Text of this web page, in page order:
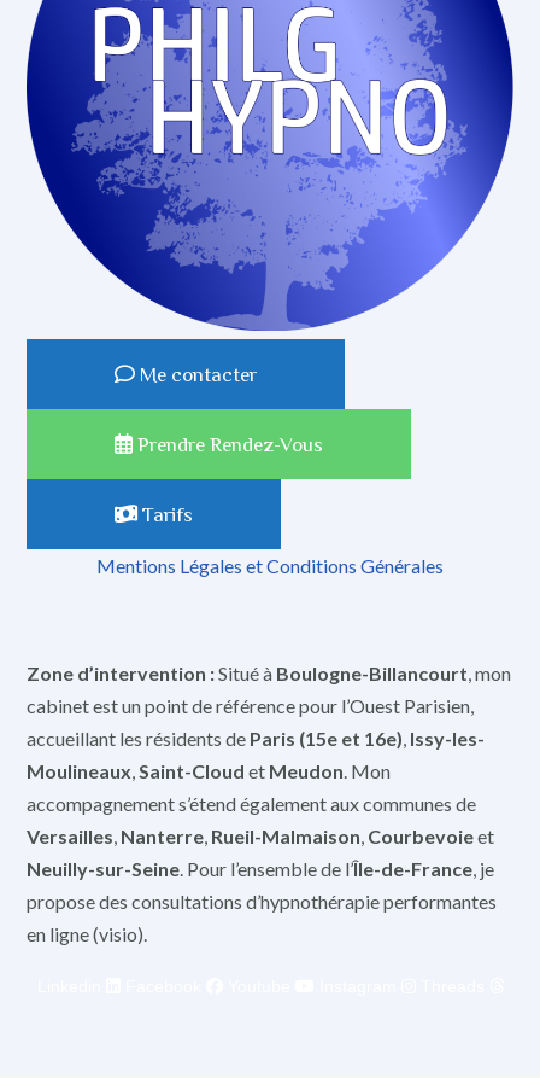
Me contacter
Prendre Rendez-Vous
Tarifs
Mentions Légales et Conditions Générales
Zone d’intervention :Situé à Boulogne-Billancourt, mon
cabinet est un point de référence pour l’Ouest Parisien,
accueillant les résidents de Paris (15e et 16e), Issy-les-
Moulineaux,Saint-Cloud et Meudon. Mon
accompagnement s’étend également aux communes de
Versailles, Nanterre, Rueil-Malmaison, Courbevoieet
Neuilly-sur-Seine. Pour l’ensemble de l’Île-de-France, je
propose des consultations d’hypnothérapie performantes
en ligne (visio).